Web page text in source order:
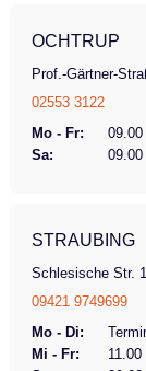
OCHTRUP
Prof.-Gärtner-
02553 3122
Mo - Fr:
09.00
Sa:
09.00
STRAUBING
Schlesische Str.
09421 9749699
Mo - Di:
Mi - Fr: